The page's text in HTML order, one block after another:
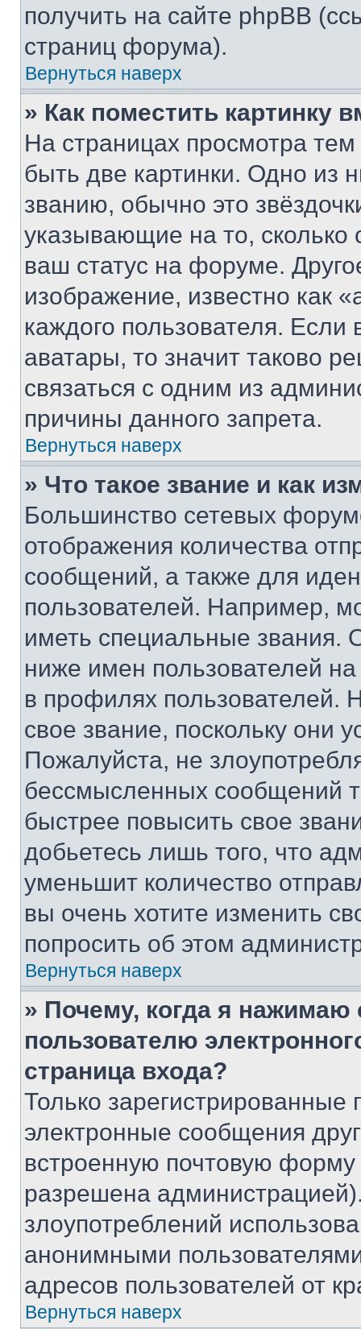
получить на сайте phpBB
страниц форума).
Вернуться наверх
» Как поместить картинку
На страницах просмотра
быть две картинки. Одно из
званию, обычно это
указывающие на то,
ваш статус на форуме.
изображение, известно как
каждого пользователя.
аватары, то значит таково
связаться с одним из
причины данного запрета.
Вернуться наверх
» Что такое звание и как
Большинство сетевых
отображения количества
сообщений, а также для
пользователей. Например,
иметь специальные звания.
ниже имен пользователей
в профилях
свое звание, поскольку они
Пожалуйста, не
бессмысленных сообщений
быстрее повысить свое
добьетесь лишь того, что
уменьшит количество
вы очень хотите изменить
попросить об этом
Вернуться наверх
» Почему, когда я нажимаю
пользователю
страница входа?
Только зарегистрированные
электронные сообщения
встроенную почтовую
разрешена
злоупотреблений
анонимными
адресов пользователей от
Вернуться наверх